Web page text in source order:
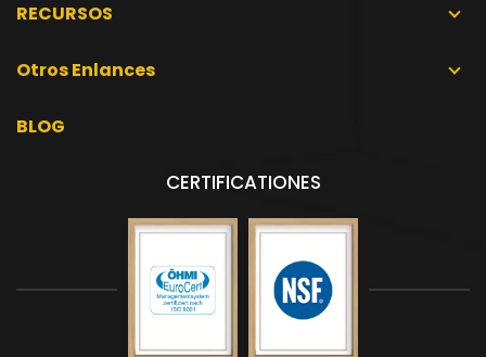
RECURSOS
Otros Enlances
BLOG
CERTIFICATIONES